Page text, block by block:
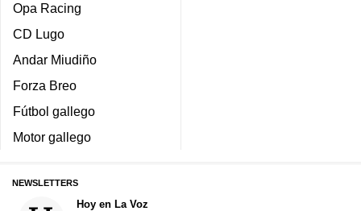
Opa Racing
CD Lugo
Andar Miudiño
Forza Breo
Fútbol gallego
Motor gallego
NEWSLETTERS
Hoy en La Voz